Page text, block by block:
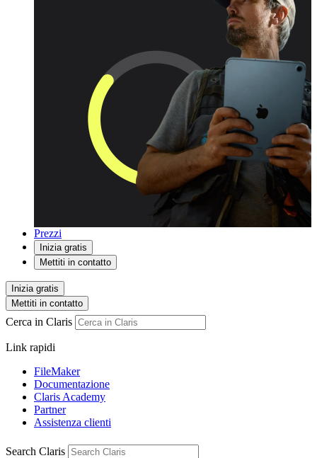
Prezzi
Inizia gratis
Mettiti in contatto
Inizia gratis
Mettiti in contatto
Cerca in Claris
Link rapidi
FileMaker
Documentazione
Claris Academy
Partner
Assistenza clienti
Search Claris